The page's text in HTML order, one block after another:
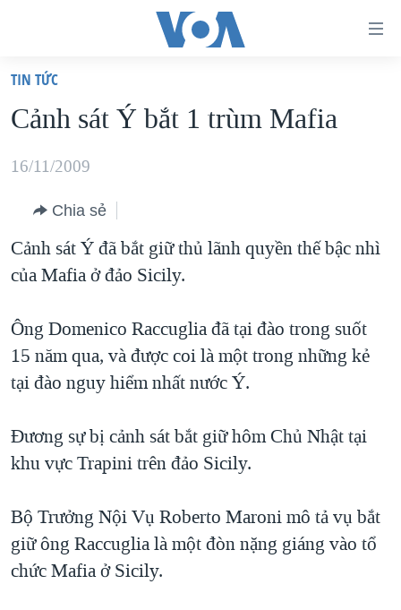
truy
cập
Tới
dung
chính
Tới
điều
hướng
chính
tới
"Tìm"
VIỆT NAM
HOA KỲ
BLOG
MỤC
TỰ DO BÁO CHÍ
VẠCH TRẦN TIN GIẢ
KHOA HỌC
SỨC KHOẺ
VĂN HOÁ
CHUYÊN ĐỀ
CHIẾN TRANH THƯƠNG MẠI CỦA MỸ: QUÁ KHỨ VÀ HIỆN
HÀNH TRÌNH BẦU CỬ 2024
MỘT NĂM CHIẾN TRANH TẠI DẢI GAZA
NGÀY TỊ NẠN THẾ GIỚI
TRỊNH VĨNH BÌNH - NGƯỜI HẠ 'BÊN THẮNG CUỘC'
HỌC TIẾNG ANH
NGHE
Ngôn ngữ khác
TIN TỨC
Cảnh sát Ý bắt 1 trùm Mafia
16/11/2009
Chia sẻ
Cảnh sát Ý đã bắt giữ thủ lãnh quyền thế bậc nhì
của Mafia ở đảo Sicily.
Ông Domenico Raccuglia đã tại đào trong suốt
15 năm qua, và được coi là một trong những kẻ
tại đào nguy hiểm nhất nước Ý.
Đương sự bị cảnh sát bắt giữ hôm Chủ Nhật tại
khu vực Trapini trên đảo Sicily.
Bộ Trưởng Nội Vụ Roberto Maroni mô tả vụ bắt
giữ ông Raccuglia là một đòn nặng giáng vào tổ
chức Mafia ở Sicily.